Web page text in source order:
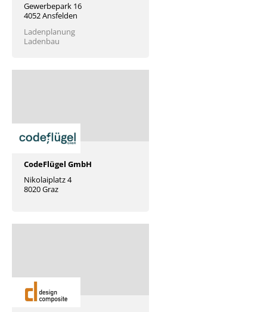
Gewerbepark 16
4052 Ansfelden
Ladenplanung
Ladenbau
CodeFlügel GmbH
Nikolaiplatz 4
8020 Graz